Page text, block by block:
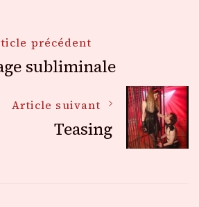
précédent
subliminale
Article suivant
Teasing